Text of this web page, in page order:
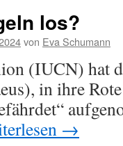
los?
von Eva Schumann
(IUCN) hat
in ihre
→